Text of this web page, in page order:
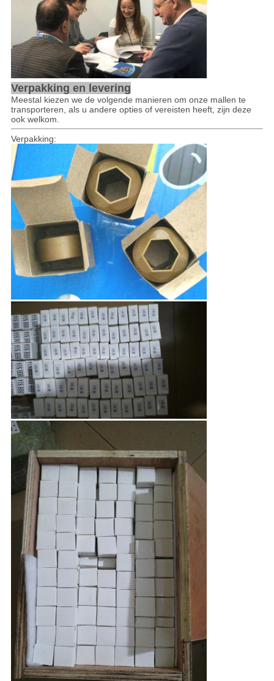
Verpakking en levering
Meestal kiezen we de volgende manieren om onze mallen te
transporteren, als u andere opties of vereisten heeft, zijn deze
ook welkom.
Verpakking: